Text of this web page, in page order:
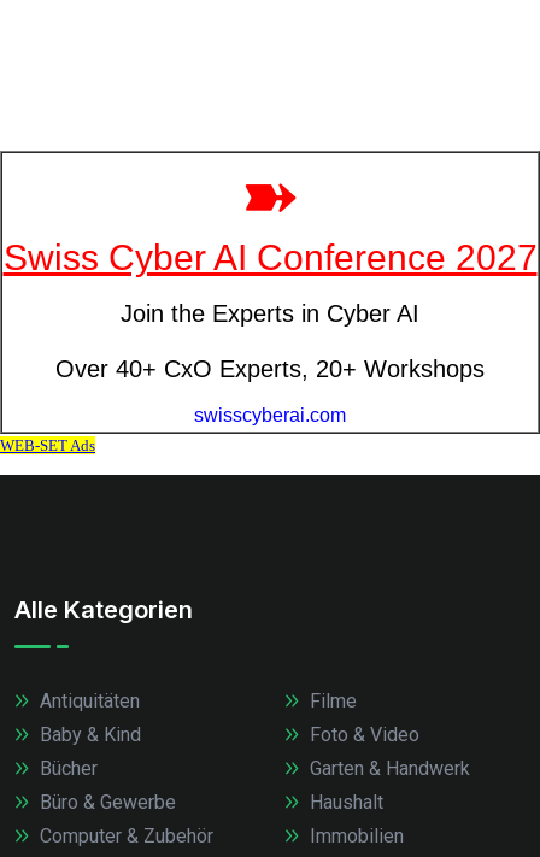
Alle Kategorien
Antiquitäten
Baby & Kind
Bücher
Büro & Gewerbe
Computer & Zubehör
Filme
Foto & Video
Garten & Handwerk
Haushalt
Immobilien